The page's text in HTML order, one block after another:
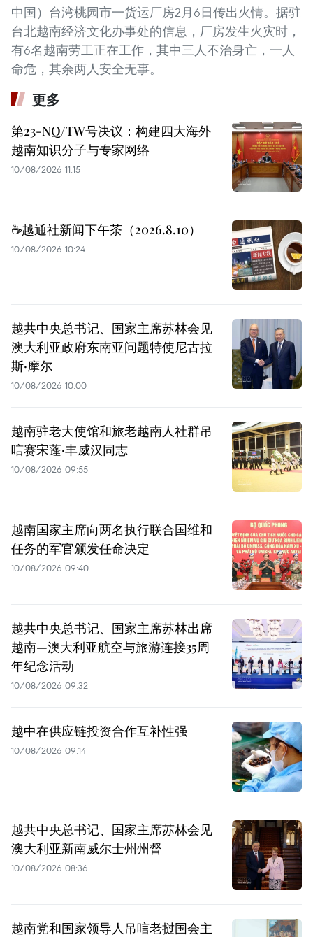
中国）台湾桃园市一货运厂房2月6日传出火情。据驻
台北越南经济文化办事处的信息，厂房发生火灾时，
有6名越南劳工正在工作，其中三人不治身亡，一人
命危，其余两人安全无事。
更多
第23-NQ/TW号决议：构建四大海外
越南知识分子与专家网络
10/08/2026 11:15
☕️越通社新闻下午茶（2026.8.10）
10/08/2026 10:24
越共中央总书记、国家主席苏林会见
澳大利亚政府东南亚问题特使尼古拉
斯·摩尔
10/08/2026 10:00
越南驻老大使馆和旅老越南人社群吊
唁赛宋蓬·丰威汉同志
10/08/2026 09:55
越南国家主席向两名执行联合国维和
任务的军官颁发任命决定
10/08/2026 09:40
越共中央总书记、国家主席苏林出席
越南—澳大利亚航空与旅游连接35周
年纪念活动
10/08/2026 09:32
越中在供应链投资合作互补性强
10/08/2026 09:14
越共中央总书记、国家主席苏林会见
澳大利亚新南威尔士州州督
10/08/2026 08:36
越南党和国家领导人吊唁老挝国会主